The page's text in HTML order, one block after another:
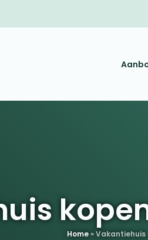
Home »Vakantiehuis